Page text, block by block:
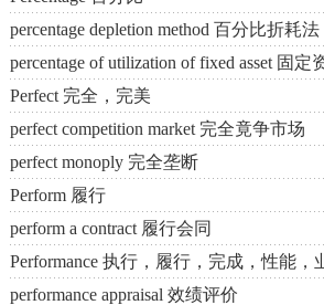
percentage depletion method 百分比折耗法
percentage of utilization of fixed asset 固定
Perfect 完全，完美
perfect competition market 完全竟争市场
perfect monoply 完全垄断
Perform 履行
perform a contract 履行会同
Performance 执行，履行，完成，性能，
performance appraisal 效绩评价